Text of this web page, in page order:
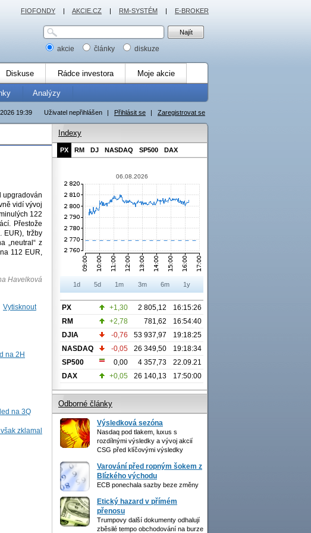
akcie články diskuze
Diskuse Rádce investora Moje akcie
Analýzy
Uživatel nepřihlášen | Přihlásit se | Zaregistrovat se
19:39
upgradován
vidí vývoj
122
Přestože
EUR), tržby
„neutral“ z
112 EUR,
Havelková
Vytisknout
na 2H
na 3Q
zklamal
Indexy
PX RM DJ NASDAQ SP500 DAX
06.08.2026
1d 5d 1m 3m 6m 1y
PX +1,30 2 805,12
16:15:26
RM
+2,78 781,62
16:54:40
DJIA
-0,76 53 937,97
19:18:25
NASDAQ
-0,05 26 349,50
19:18:34
SP500
0,00 4 357,73
22.09.21
DAX
+0,05 26 140,13 17:50:00
Odborné články
Výsledková sezóna
Nasdaq pod tlakem, luxus s
rozdílnými výsledky a vývoj akcií
CSG před klíčovými výsledky
Varování před ropným šokem z
Blízkého východu
ECB ponechala sazby beze změny
Etický hazard v přímém
přenosu
Trumpovy další dokumenty odhalují
zběsilé tempo obchodování na burze
FIOFONDY | AKCIE.CZ | RM-SYSTÉM | E-BROKER